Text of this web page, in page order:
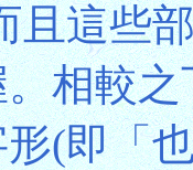
且這些
相較
(即「